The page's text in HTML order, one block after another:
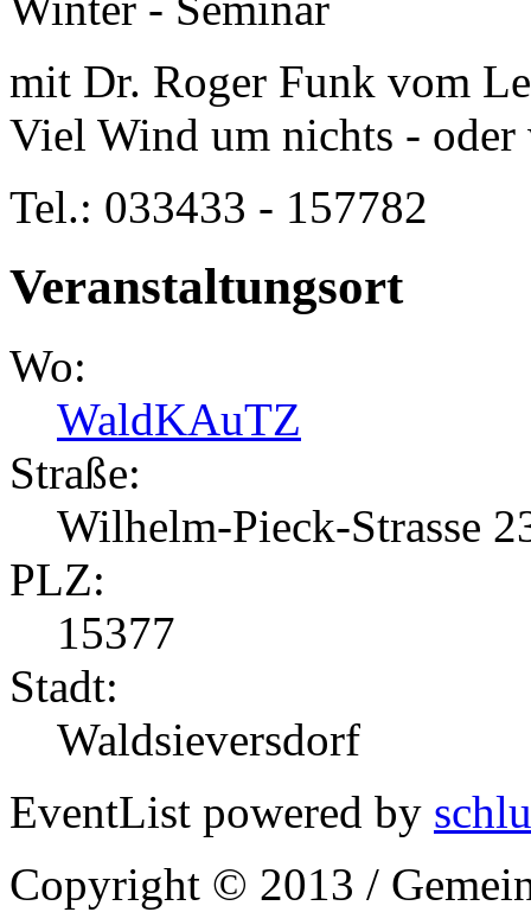
mit Dr. Roger Funk vom
Viel Wind um nichts -
Tel.: 033433 - 157782
Veranstaltungsort
Wo:
WaldKAuTZ
Straße:
Wilhelm-Pieck-Strasse
PLZ:
15377
Stadt:
Waldsieversdorf
EventList powered by
Copyright © 2013 /